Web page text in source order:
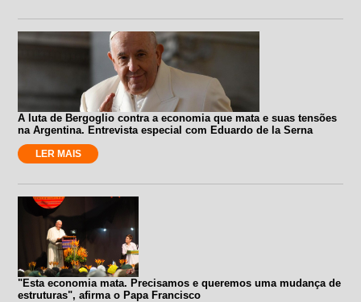
A luta de Bergoglio contra a economia que mata e suas tensões
na Argentina. Entrevista especial com Eduardo de la Serna
LER MAIS
"Esta economia mata. Precisamos e queremos uma mudança de
estruturas", afirma o Papa Francisco